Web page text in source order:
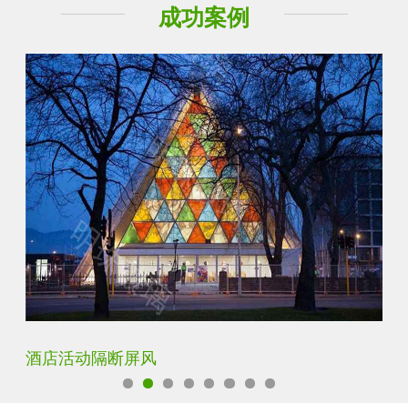
成功案例
银玻长虹玻璃玄关隔断